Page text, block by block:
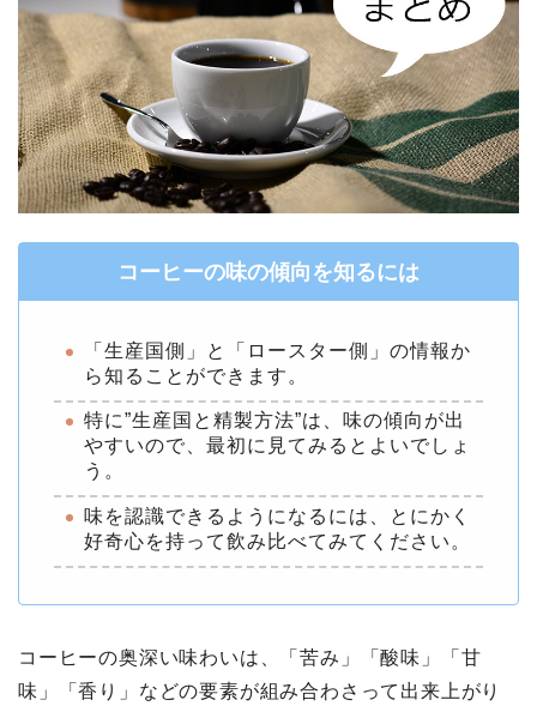
コーヒーの味の傾向を知るには
「生産国側」と「ロースター側」の情報か
ら知ることができます。
特に”生産国と精製方法”は、味の傾向が出
やすいので、最初に見てみるとよいでしょ
う。
味を認識できるようになるには、とにかく
好奇⼼を持って飲み⽐べてみてください。
コーヒーの奥深い味わいは、「苦み」「酸味」「甘
味」「香り」などの要素が組み合わさって出来上がり